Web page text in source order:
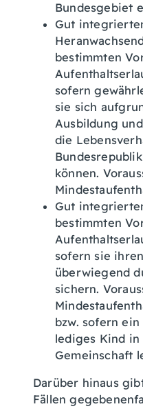
Bundesgebiet
Gut
bestimmten
sofern
sie sich
Ausbildung
die
können.
Gut
bestimmten
sofern sie
überwiegend
sichern.
bzw. sofern
lediges Kind in
Gemeinschaft
Darüber hinaus
Fällen